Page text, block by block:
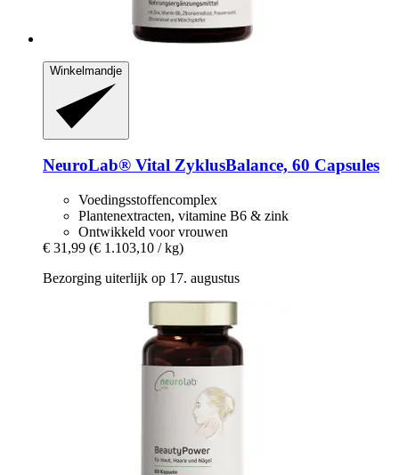
Winkelmandje
NeuroLab® Vital ZyklusBalance, 60 Capsules
Voedingsstoffencomplex
Plantenextracten, vitamine B6 & zink
Ontwikkeld voor vrouwen
€ 31,99 (€ 1.103,10 / kg)
Bezorging uiterlijk op 17. augustus